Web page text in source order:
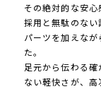
その絶対的な安
採用と無駄のない
パーツを加えな
た。
足元から伝わる
ない軽快さが、高